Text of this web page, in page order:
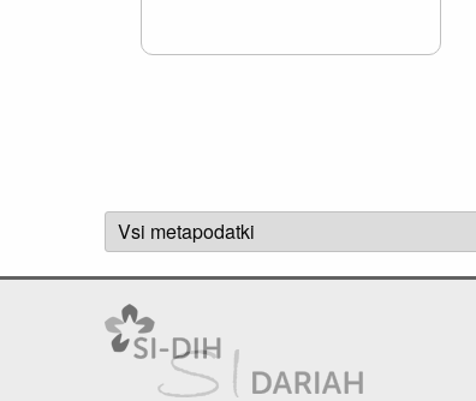
Vsi metapodatki